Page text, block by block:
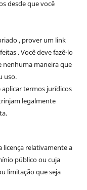
desde que você
, prover um link
. Você deve fazê-lo
nenhuma maneira que
uso.
termos jurídicos
legalmente
licença relativamente a
público ou cuja
limitação que seja